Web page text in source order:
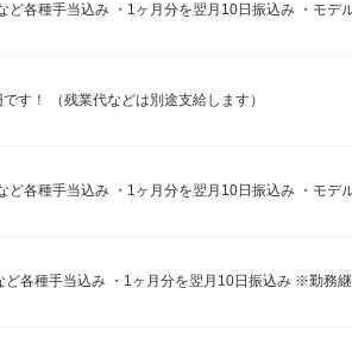
！ （残業代などは別途支給します）